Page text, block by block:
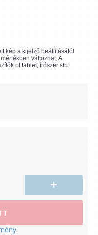
kép a kijelző beállításától
változhat. A
pl tablet, írószer stb.
+